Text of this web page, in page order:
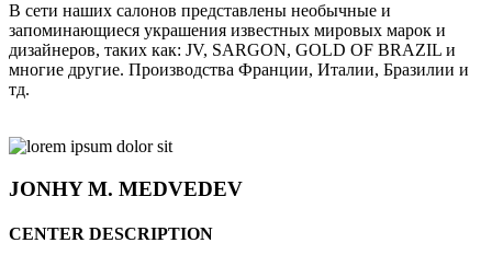
В сети наших салонов представлены необычные и
запоминающиеся украшения известных мировых марок и
дизайнеров, таких как: JV, SARGON, GOLD OF BRAZIL и
многие другие. Производства Франции, Италии, Бразилии и
тд.
JONHYM. MEDVEDEV
CENTER DESCRIPTION